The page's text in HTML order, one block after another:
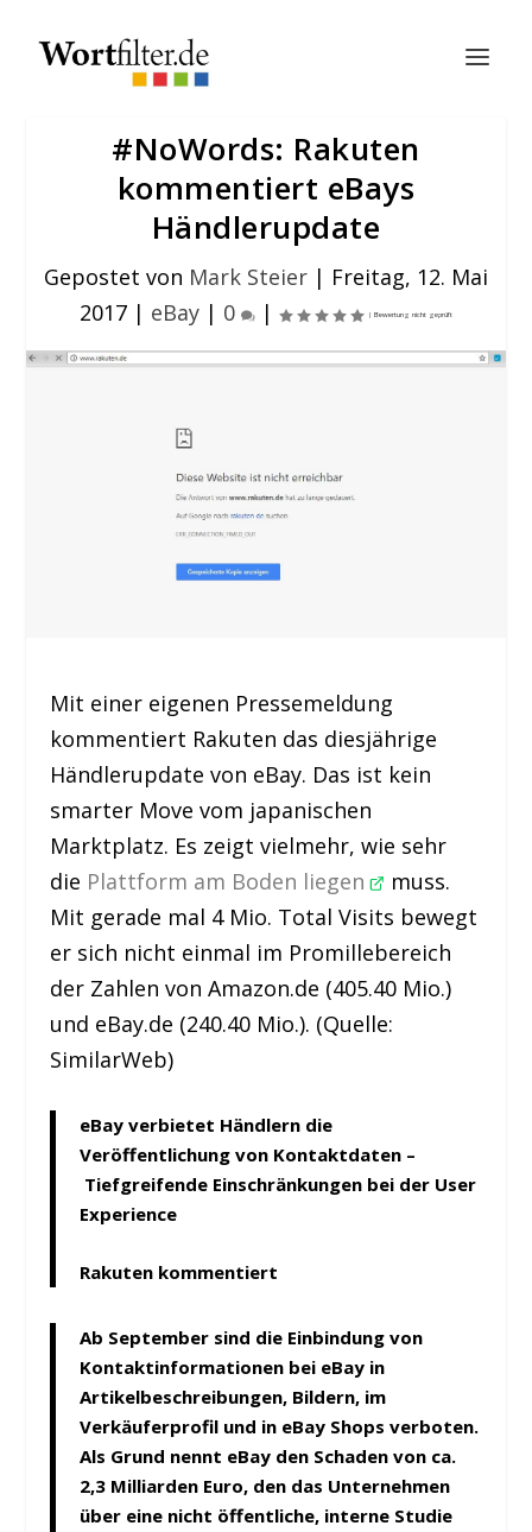
#NoWords: Rakuten
kommentiert eBays
Händlerupdate
Gepostet von Mark Steier | Freitag, 12. Mai
2017 | eBay | 0 |
Mit einer eigenen Pressemeldung
kommentiert Rakuten das diesjährige
Händlerupdate von eBay. Das ist kein
smarter Move vom japanischen
Marktplatz. Es zeigt vielmehr, wie sehr
die Plattform am Boden liegen
muss.
Mit gerade mal 4 Mio. Total Visits bewegt
er sich nicht einmal im Promillebereich
der Zahlen von Amazon.de (405.40 Mio.)
und eBay.de (240.40 Mio.). (Quelle:
SimilarWeb)
eBay verbietet Händlern die
Veröffentlichung von Kontaktdaten –
Tiefgreifende Einschränkungen bei der User
Experience
Rakuten kommentiert
Ab September sind die Einbindung von
Kontaktinformationen bei eBay in
Artikelbeschreibungen, Bildern, im
Verkäuferprofil und in eBay Shops verboten.
Als Grund nennt eBay den Schaden von ca.
2,3 Milliarden Euro, den das Unternehmen
über eine nicht öffentliche, interne Studie